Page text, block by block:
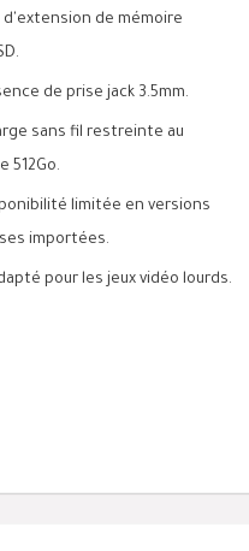
d'extension de mémoire
de prise jack 3.5mm.
sans fil restreinte au
512Go.
limitée en versions
importées.
pour les jeux vidéo lourds.